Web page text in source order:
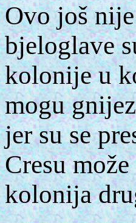
Ovo još
bjeloglave
kolonije u
mogu
jer su se
Cresu
kolonija